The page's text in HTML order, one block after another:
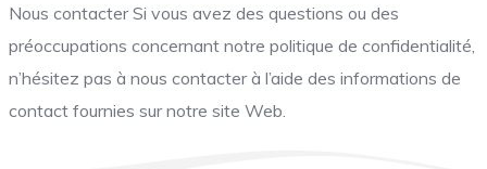
Nous contacter Si vous avez des questions ou des
préoccupations concernant notre politique de confidentialité,
n’hésitez pas à nous contacter à l’aide des informations de
contact fournies sur notre site Web.